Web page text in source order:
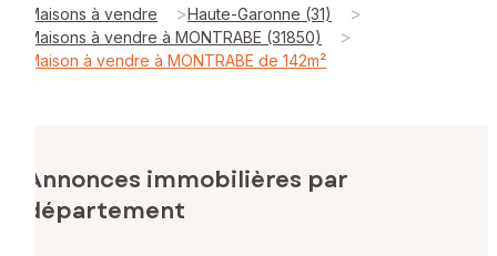
Maisons à vendre >Haute-Garonne (31) >
Maisons à vendre à MONTRABE (31850) >
Maison à vendre à MONTRABE de 142m²
Annonces immobilières par
département